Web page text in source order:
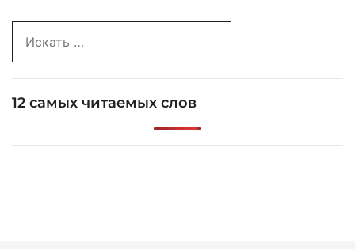
for:
12 самых читаемых слов